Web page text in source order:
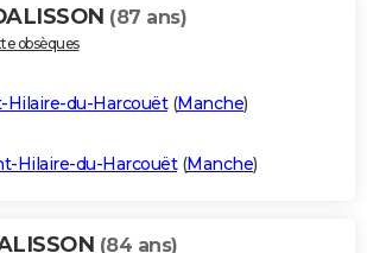
(87 ans)
obsèques
Hilaire-du-Harcouët(Manche)
Hilaire-du-Harcouët(Manche)
(84 ans)